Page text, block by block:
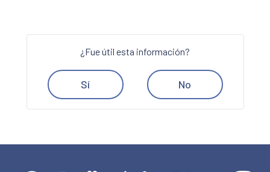
¿Fue útil esta información?
Sí No